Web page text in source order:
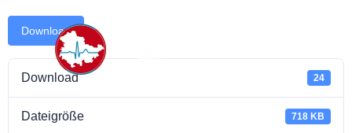
Download
Download 24
Dateigröße 718 KB